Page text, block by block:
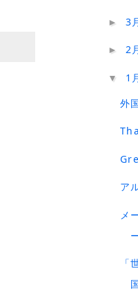
► 3
► 2
▼ 1
外
ア
メ
「